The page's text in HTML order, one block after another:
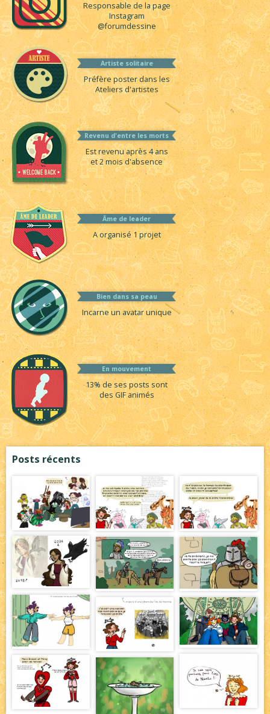
Responsable de la page
Instagram
@forumdessine
Artiste solitaire
Préfère poster dans les
Ateliers d'artistes
Revenu d'entre les morts
Est revenu après 4 ans
et 2 mois d'absence
Âme de leader
A organisé 1 projet
Bien dans sa peau
Incarne un avatar unique
En mouvement
13% de ses posts sont
des GIF animés
Posts récents